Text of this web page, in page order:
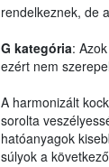
rendelkeznek, de
G kategória:
ezért nem
A harmonizált
sorolta
hatóanyagok
súlyok a